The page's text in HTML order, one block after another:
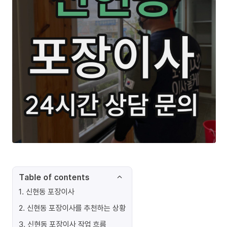
Table of contents
1. 신현동 포장이사
2. 신현동 포장이사를 추천하는 상황
3. 신현동 포장이사 작업 흐름